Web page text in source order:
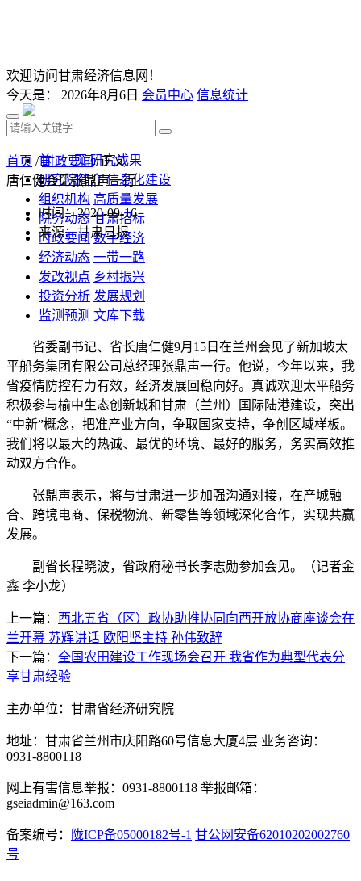
欢迎访问甘肃经济信息网！
今天是： 2026年8月6日 会员中心 信息统计
首 页 研究成果
研究院简介 信息化建设
组织机构 高质量发展
院务动态 甘肃招标
时政要闻 数字经济
经济动态 一带一路
发改视点 乡村振兴
投资分析 发展规划
监测预测 文库下载
首页 /时政要闻/ 正文
唐仁健会见张鼎声一行
时间：2020-09-16
来源：甘肃日报
省委副书记、省长唐仁健9月15日在兰州会见了新加坡太
平船务集团有限公司总经理张鼎声一行。他说，今年以来，我
省疫情防控有力有效，经济发展回稳向好。真诚欢迎太平船务
积极参与榆中生态创新城和甘肃（兰州）国际陆港建设，突出
“中新”概念，把准产业方向，争取国家支持，争创区域样板。
我们将以最大的热诚、最优的环境、最好的服务，务实高效推
动双方合作。
张鼎声表示，将与甘肃进一步加强沟通对接，在产城融
合、跨境电商、保税物流、新零售等领域深化合作，实现共赢
发展。
副省长程晓波，省政府秘书长李志勋参加会见。（记者金
鑫 李小龙）
上一篇： 西北五省（区）政协助推协同向西开放协商座谈会在
兰开幕 苏辉讲话 欧阳坚主持 孙伟致辞
下一篇： 全国农田建设工作现场会召开 我省作为典型代表分
享甘肃经验
主办单位：甘肃省经济研究院
地址：甘肃省兰州市庆阳路60号信息大厦4层 业务咨询：
0931-8800118
网上有害信息举报：0931-8800118 举报邮箱：
gseiadmin@163.com
备案编号： 陇ICP备05000182号-1 甘公网安备62010202002760
号